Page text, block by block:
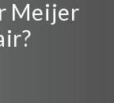
Meijer